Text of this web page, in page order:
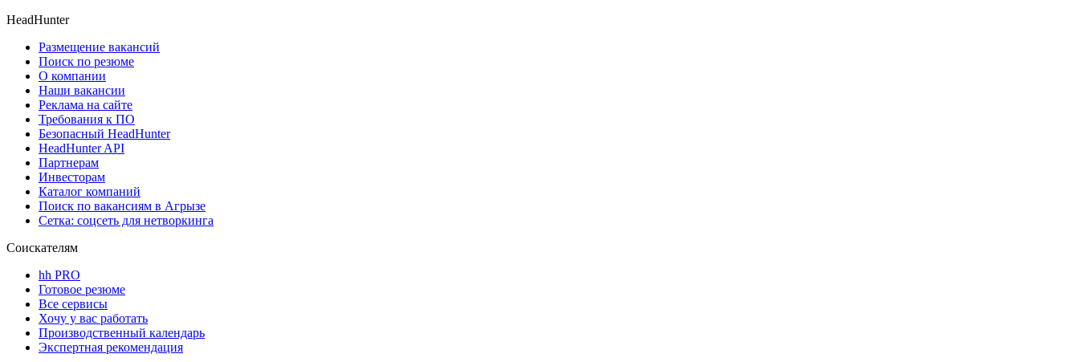
HeadHunter
Размещение вакансий
Поиск по резюме
О компании
Наши вакансии
Реклама на сайте
Требования к ПО
Безопасный HeadHunter
HeadHunter API
Партнерам
Инвесторам
Каталог компаний
Поиск по вакансиям в Агрызе
Сетка: соцсеть для нетворкинга
Соискателям
hh PRO
Готовое резюме
Все сервисы
Хочу у вас работать
Производственный календарь
Экспертная рекомендация